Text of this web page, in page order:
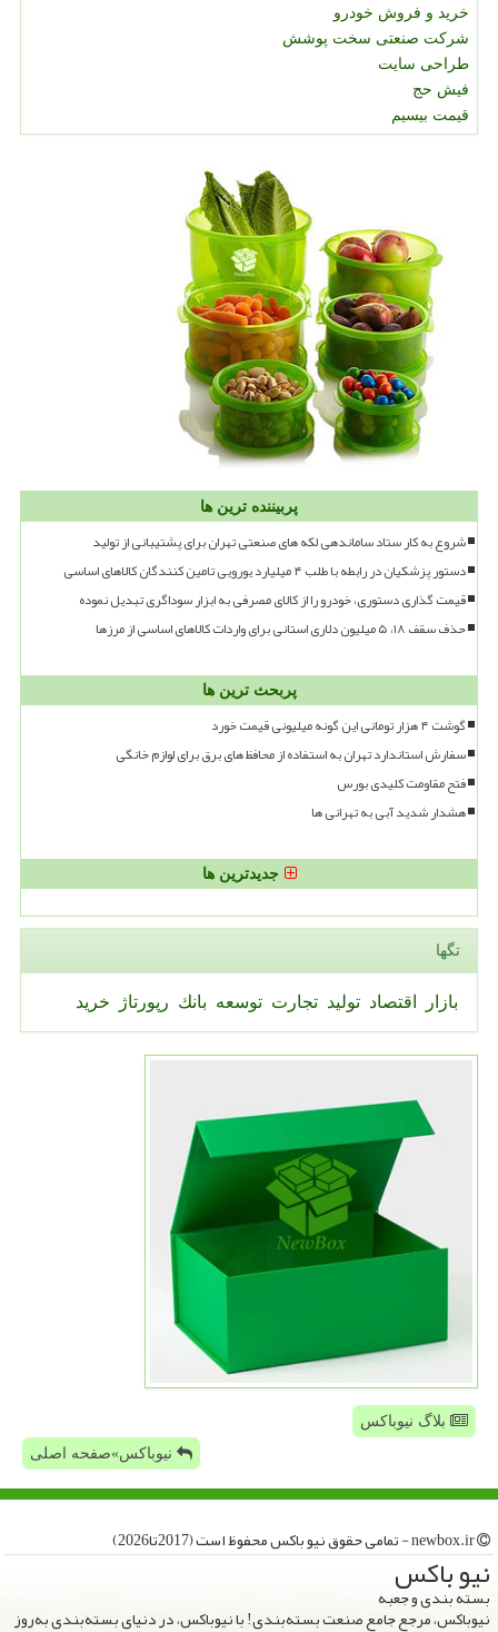
خرید و فروش خودرو
شرکت صنعتی سخت پوشش
طراحی سایت
فیش حج
قیمت بیسیم
پربیننده ترین ها
شروع به کار ستاد ساماندهی لکه های صنعتی تهران برای پشتیبانی از تولید
دستور پزشکیان در رابطه با طلب ۴ میلیارد یورویی تامین کنندگان کالاهای اساسی
قیمت گذاری دستوری، خودرو را از کالای مصرفی به ابزار سوداگری تبدیل نموده
حذف سقف ۱۸، ۵ میلیون دلاری استانی برای واردات کالاهای اساسی از مرزها
پربحث ترین ها
گوشت ۴ هزار تومانی این گونه میلیونی قیمت خورد
سفارش استاندارد تهران به استفاده از محافظ های برق برای لوازم خانگی
فتح مقاومت کلیدی بورس
هشدار شدید آبی به تهرانی ها
جدیدترین ها
تگها
بازار اقتصاد تولید تجارت توسعه بانك رپورتاژ خرید
بلاگ نیوباکس
نیوباکس»صفحه اصلی
نیو باكس
بسته بندی و جعبه
نیوباکس، مرجع جامع صنعت بسته‌بندی! با نیوباکس، در دنیای بسته‌بندی به‌روز